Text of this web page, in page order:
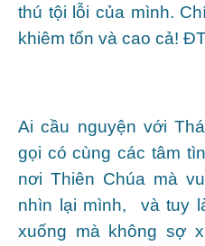
thú tội lỗi của mình.
khiêm tốn và cao cả!
Ai cầu nguyện với
gọi có cùng các tâm
nơi Thiên Chúa mà
nhìn lại mình, và tuy
xuống mà không sợ